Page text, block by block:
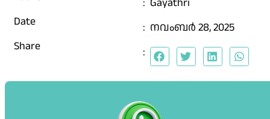
Date
: നവംബർ 28, 2025
Share
: